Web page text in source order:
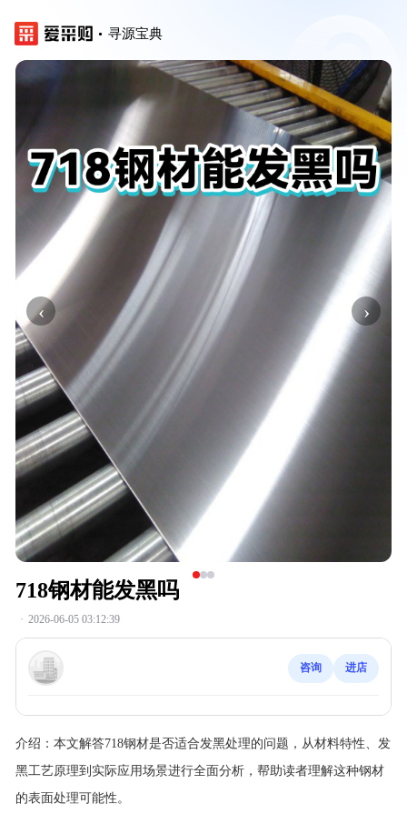
寻源宝典
‹ ›
718钢材能发黑吗
· 2026-06-05 03:12:39
咨询 进店
介绍： 本文解答718钢材是否适合发黑处理的问题，从材料特性、发
黑工艺原理到实际应用场景进行全面分析，帮助读者理解这种钢材
的表面处理可能性。